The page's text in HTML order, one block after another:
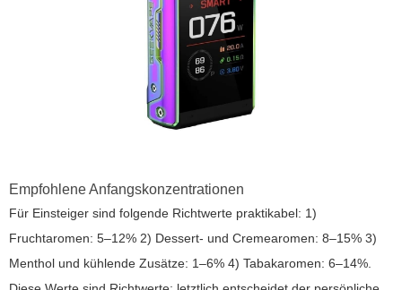
Empfohlene Anfangskonzentrationen
Für Einsteiger sind folgende Richtwerte praktikabel: 1)
Fruchtaromen: 5–12% 2) Dessert- und Cremearomen: 8–15% 3)
Menthol und kühlende Zusätze: 1–6% 4) Tabakaromen: 6–14%.